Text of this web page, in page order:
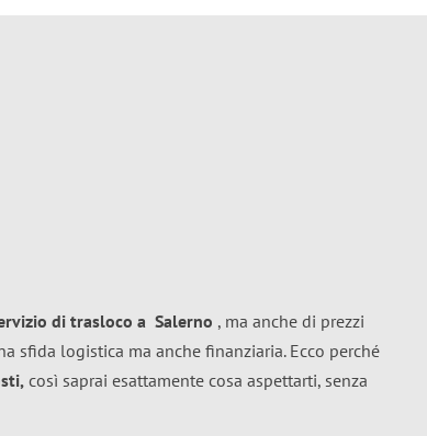
di trasloco a Salerno , ma anche di prezzi
sfida logistica ma anche finanziaria. Ecco perché
così saprai esattamente cosa aspettarti, senza